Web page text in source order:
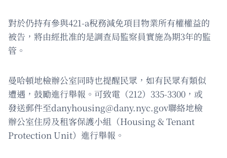
對於仍持有參與421-a稅務減免項目物業所有權權益的
被告，將由經批准的是調查局監察員實施為期3年的監
管。
曼哈頓地檢辦公室同時也提醒民眾，如有民眾有類似
遭遇，鼓勵進行舉報。可致電（212）335-3300，或
發送郵件至danyhousing@dany.nyc.gov聯絡地檢
辦公室住房及租客保護小組（Housing & Tenant
Protection Unit）進行舉報。